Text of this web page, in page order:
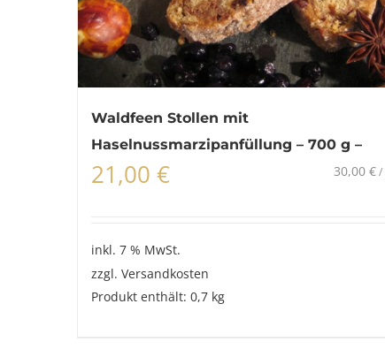
Waldfeen Stollen mit
Haselnussmarzipanfüllung – 700 g –
21,00 € 30,00 €/
inkl. 7 % MwSt.
zzgl. Versandkosten
Produkt enthält: 0,7 kg